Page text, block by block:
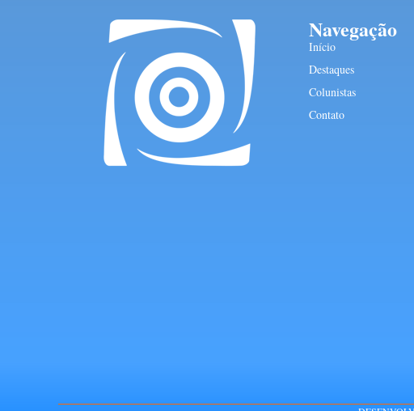
Navegação
Início
Destaques
Colunistas
Contato